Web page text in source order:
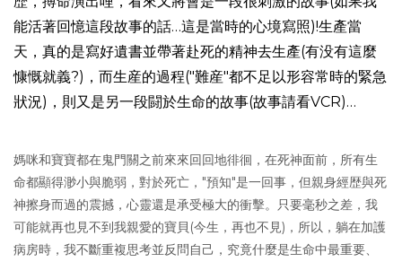
能活著回憶這段故事的話…這是當時的心境寫照)!生產當
天，真的是寫好遺書並帶著赴死的精神去生產(有没有這麼
慷慨就義?)，而生産的過程("難産"都不足以形容常時的緊急
狀況)，則又是另一段闘於生命的故事(故事請看VCR)…
媽咪和寶寶都在鬼門關之前來來回回地徘徊，在死神面前，所有生
命都顯得渺小與脆弱，對於死亡，"預知"是一回事，但親身經歴與死
神擦身而過的震撼，心靈還是承受極大的衝擊。只要毫秒之差，我
可能就再也見不到我親愛的寶貝(今生，再也不見)，所以，躺在加護
病房時，我不斷重複思考並反問自己，究竟什麼是生命中最重要、